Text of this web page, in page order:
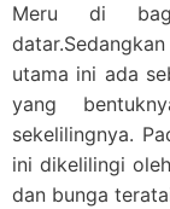
Meru di
utama ini ada
yang
sekelilingnya.
ini dikelilingi
dan bunga